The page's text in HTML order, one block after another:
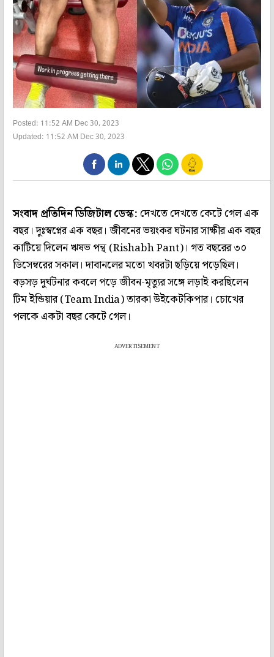
Posted: 11:52 AM Dec 30, 2023
Updated: 11:52 AM Dec 30, 2023
সংবাদ প্রতিদিন ডিজিটাল ডেস্ক:দেখতে দেখতে কেটে গেল এক
বছর। দুঃস্বপ্নের এক বছর। জীবনের ভয়ংকর ঘটনার সাক্ষীর এক বছর
কাটিয়ে দিলেন ঋষভ পন্থ (Rishabh Pant)। গত বছরের ৩০
ডিসেম্বরের সকাল। দাবানলের মতো খবরটা ছড়িয়ে পড়েছিল।
বড়সড় দুর্ঘট‌নার কবলে পড়ে জীবন-মৃত্যুর সঙ্গে লড়াই করছিলেন
টিম ইন্ডিয়ার (Team India) তারকা উইকেটকিপার। চোখের
পলকে একটা বছর কেটে গেল।
ADVERTISEMENT